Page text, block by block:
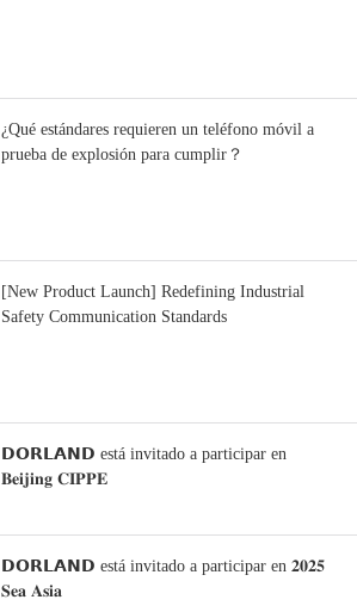
¿Qué estándares requieren un teléfono móvil a
prueba de explosión para cumplir？
[New Product Launch] Redefining Industrial
Safety Communication Standards
𝗗𝗢𝗥𝗟𝗔𝗡𝗗 está invitado a participar en
𝐁𝐞𝐢𝐣𝐢𝐧𝐠 𝐂𝐈𝐏𝐏𝐄
𝗗𝗢𝗥𝗟𝗔𝗡𝗗 está invitado a participar en 𝟐𝟎𝟐𝟓
𝐒𝐞𝐚 𝐀𝐬𝐢𝐚